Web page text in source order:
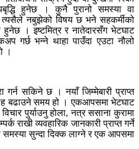
हुनेछ । कुनै पुरानो समस्या वा
त्यसैले नबुझेको विषय छ भने सहकर्मीको
हुनेछ । इष्टमित्र र नातेदारसँग भेटघाट
गर्छ भन्ने थाहा पाउँदा एउटा नौलो
।
गर्न सकिने छ । नयाँ जिम्मेबारी प्राप्त
बढाउने समय हो । एकआपसमा भेटघाट
पुर्याउनु होला, नत्र ससाना कुरामा
राखी व्यवहारिक जानकारी प्राप्त गर्ने
समस्या सुन्दा दिक्क लाग्ने र एक आपसमा